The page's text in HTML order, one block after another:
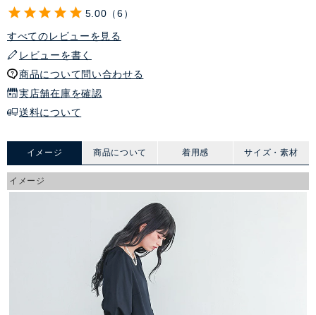
5.00
6
すべてのレビューを見る
レビューを書く
商品について問い合わせる
実店舗在庫を確認
送料について
イメージ 商品について 着用感 サイズ・素材
イメージ